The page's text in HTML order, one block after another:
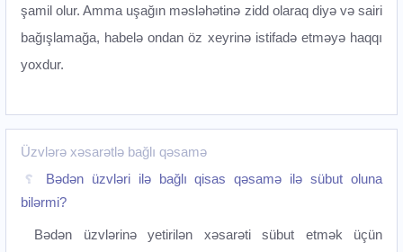
şamil olur. Amma uşağın məsləhətinə zidd olaraq diyə və sairi
bağışlamağa, habelə ondan öz xeyrinə istifadə etməyə haqqı
yoxdur.
Üzvlərə xəsarətlə bağlı qəsamə
Bədən üzvləri ilə bağlı qisas qəsamə ilə sübut oluna
bilərmi?
Bədən üzvlərinə yetirilən xəsarəti sübut etmək üçün